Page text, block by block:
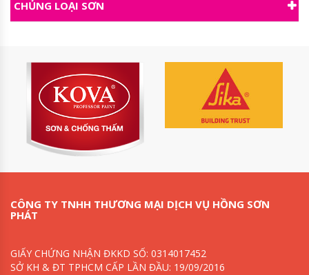
CHỦNG LOẠI SƠN
CÔNG TY TNHH THƯƠNG MẠI DỊCH VỤ HỒNG SƠN
PHÁT
GIẤY CHỨNG NHẬN ĐKKD SỐ: 0314017452
SỞ KH & ĐT TPHCM CẤP LẦN ĐẦU: 19/09/2016